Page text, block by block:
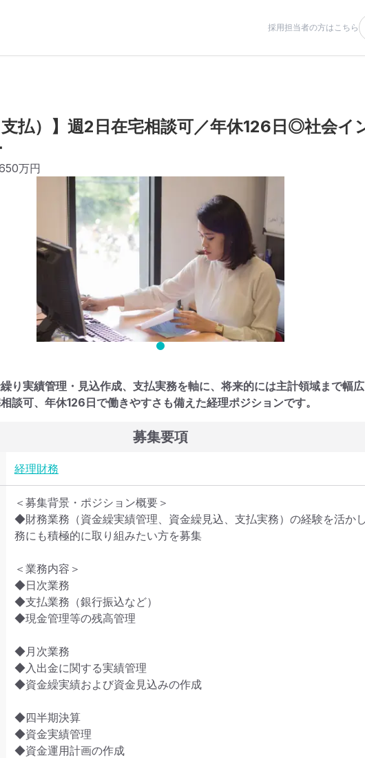
採用担当者の方はこちら
支払）】週2日在宅相談可／年休126日◎社会イ
万円
り実績管理・見込作成、支払実務を軸に、将来的には主計領域まで幅
談可、年休126日で働きやすさも備えた経理ポジションです。
募集要項
経理財務
＜募集背景・ポジション概要＞
◆財務業務（資金繰実績管理、資金繰見込、支払実務）の経験を活か
務にも積極的に取り組みたい方を募集
＜業務内容＞
◆日次業務
◆支払業務（銀行振込など）
◆現金管理等の残高管理
◆月次業務
◆入出金に関する実績管理
◆資金繰実績および資金見込みの作成
◆四半期決算
◆資金実績管理
◆資金運用計画の作成